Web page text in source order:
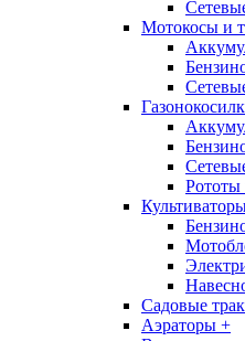
Мотокосы и
Рототы
Садовые
Аэраторы +